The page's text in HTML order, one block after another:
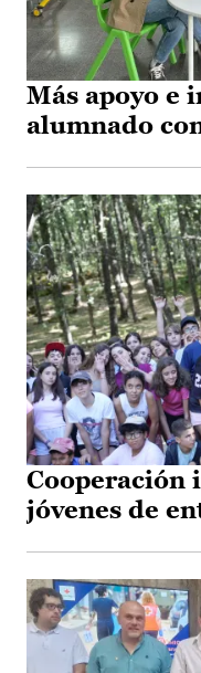
Más apoyo e
alumnado
Cooperación
jóvenes de